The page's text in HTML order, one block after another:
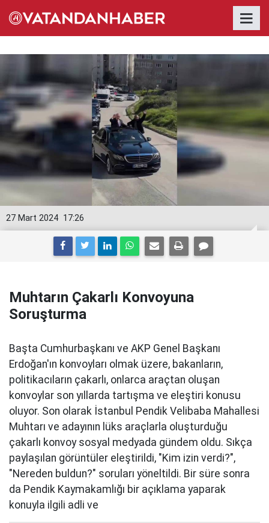
17:26
27 Mart 2024
Muhtarın Çakarlı Konvoyuna
Soruşturma
Başta Cumhurbaşkanı ve AKP Genel Başkanı
Erdoğan'ın konvoyları olmak üzere, bakanların,
politikacıların çakarlı, onlarca araçtan oluşan
konvoylar son yıllarda tartışma ve eleştiri konusu
oluyor. Son olarak İstanbul Pendik Velibaba Mahallesi
Muhtarı ve adayının lüks araçlarla oluşturduğu
çakarlı konvoy sosyal medyada gündem oldu. Sıkça
paylaşılan görüntüler eleştirildi, "Kim izin verdi?",
"Nereden buldun?" soruları yöneltildi. Bir süre sonra
da Pendik Kaymakamlığı bir açıklama yaparak
konuyla ilgili adli ve